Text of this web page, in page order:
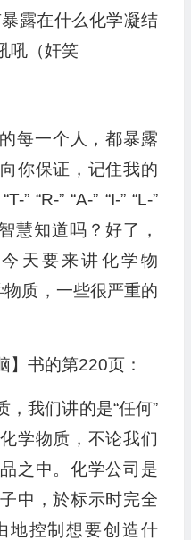
露在什么化学凝结
（奸笑
每一个人，都暴露
你保证，记住我的
” “R-” “A-” “I-” “L-”
慧知道吗？好了，
天要来讲化学物
质，一些很严重的
】书的第220页：
，我们讲的是“任何”
学物质，不论我们
之中。化学公司是
中，於标示时完全
地控制想要创造什